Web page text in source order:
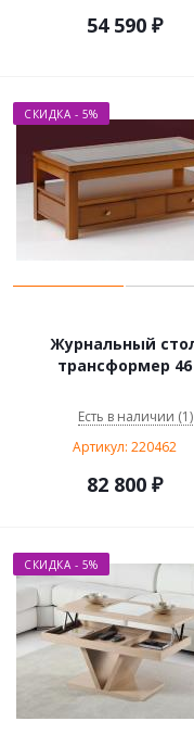
54 590₽
СКИДКА - 5%
Журнальный
трансформер 46
Есть в наличии (1)
Артикул: 220462
82 800₽
СКИДКА - 5%